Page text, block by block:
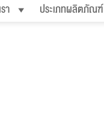
า ประเภทผลิตภัณฑ์